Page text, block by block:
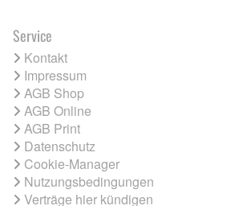
Service
Kontakt
Impressum
AGB Shop
AGB Online
AGB Print
Datenschutz
Cookie-Manager
Nutzungsbedingungen
Verträge hier kündigen